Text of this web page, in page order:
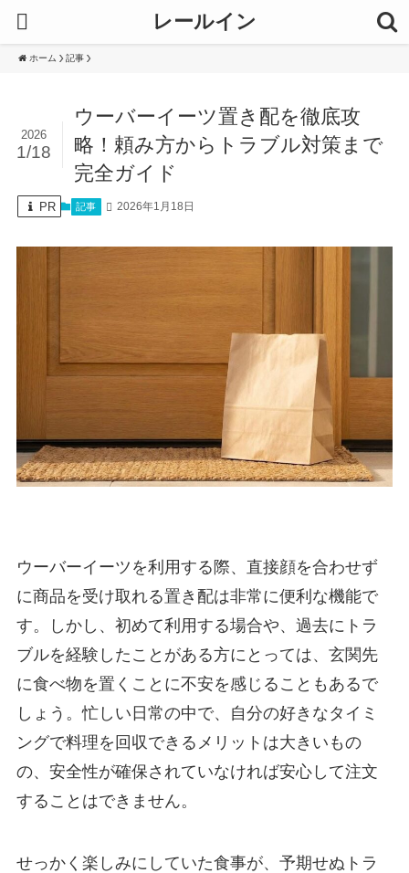
レールイン
ホーム 記事
ウーバーイーツ置き配を徹底攻
略！頼み方からトラブル対策まで
完全ガイド
2026
1/18
PR 記事 2026年1月18日
ウーバーイーツを利用する際、直接顔を合わせず
に商品を受け取れる置き配は非常に便利な機能で
す。しかし、初めて利用する場合や、過去にトラ
ブルを経験したことがある方にとっては、玄関先
に食べ物を置くことに不安を感じることもあるで
しょう。忙しい日常の中で、自分の好きなタイミ
ングで料理を回収できるメリットは大きいもの
の、安全性が確保されていなければ安心して注文
することはできません。
せっかく楽しみにしていた食事が、予期せぬトラ